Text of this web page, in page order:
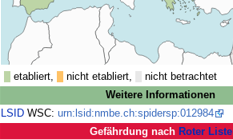
etabliert, nicht etabliert,
nicht betrachtet
Weitere Informationen
LSIDWSC: urn:lsid:nmbe.ch:spidersp:012984
Gefährdung nach Roter Liste